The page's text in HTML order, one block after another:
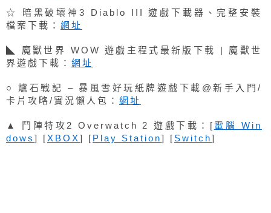
☆ 暗黑破壞神3 Diablo III 遊戲下載器、完整安裝
檔案下載： 網址
◣ 魔獸世界 WOW 遊戲主程式最新版下載 | 魔獸世
界遊戲下載： 網址
○ 爐石戰記 – 暴風雪好玩紙牌遊戲下載@新手入門/
卡片攻略/實況懶人包： 網址
▲ 鬥陣特攻2 Overwatch 2 遊戲下載：[ 電腦 Win
dows ] [XBOX] [ Play Station] [ Switch]